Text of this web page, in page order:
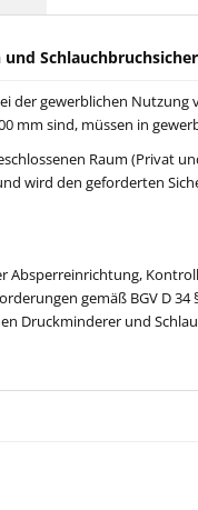
gewerblichen
sind, müssen in
Raum (Privat
wird den geforderten
gemäß BGV D
und